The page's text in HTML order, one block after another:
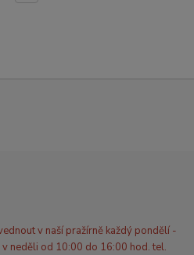
v naší pražírně každý pondělí -
neděli od 10:00 do 16:00 hod. tel.